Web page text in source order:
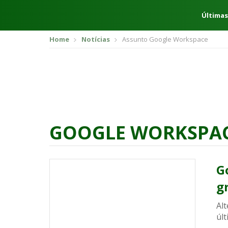
Home Notícias Assunto Google Workspace
GOOGLE